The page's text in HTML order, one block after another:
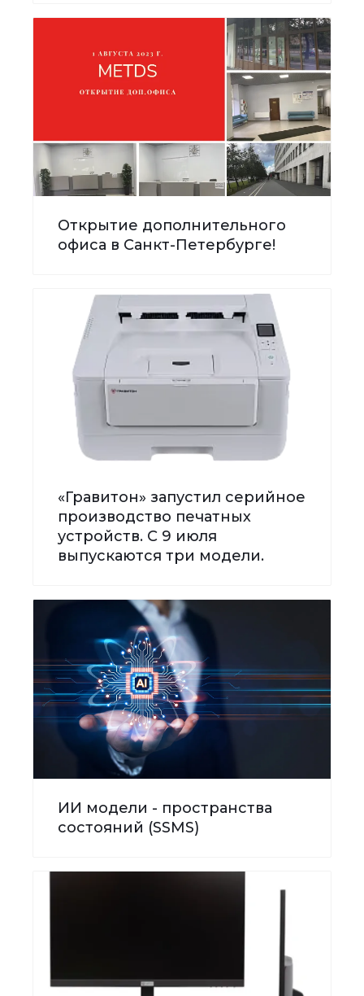
Открытие дополнительного
офиса в Санкт-Петербурге!
«Гравитон» запустил серийное
производство печатных
устройств. С 9 июля
выпускаются три модели.
ИИ модели - пространства
состояний (SSMS)